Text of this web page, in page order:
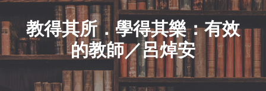
教得其所．學得其樂：有效
的教師／呂焯安